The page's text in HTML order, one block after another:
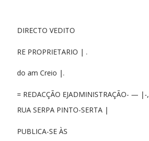
DIRECTO VEDITO
RE PROPRIETARIO | .
do am Creio |.
= REDACÇÃO EJADMINISTRAÇÃO- — |-,
RUA SERPA PINTO-SERTA |
PUBLICA-SE ÀS